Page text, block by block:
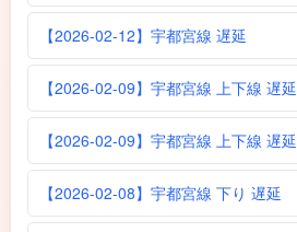
【2026-02-12】宇都宮線 遅延
【2026-02-09】宇都宮線 上下線 遅延
【2026-02-09】宇都宮線 上下線 遅延
【2026-02-08】宇都宮線 下り 遅延